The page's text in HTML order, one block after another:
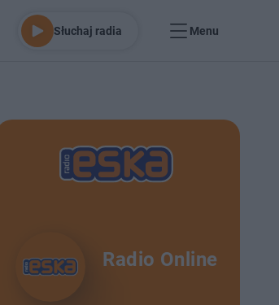
Słuchaj radia Menu
Radio Online